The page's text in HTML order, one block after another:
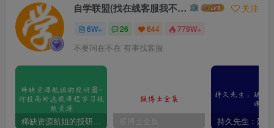
自学联盟(找在线客服我不回信息的) 关注
6W+ 26 644 779W+
不要问在不在 有事找客服
稀缺资源航姐的投研圈-价投高阶选股课程学习视频资源 猴博士全集